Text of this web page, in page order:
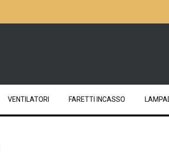
VENTILATORI FARETTI INCASSO